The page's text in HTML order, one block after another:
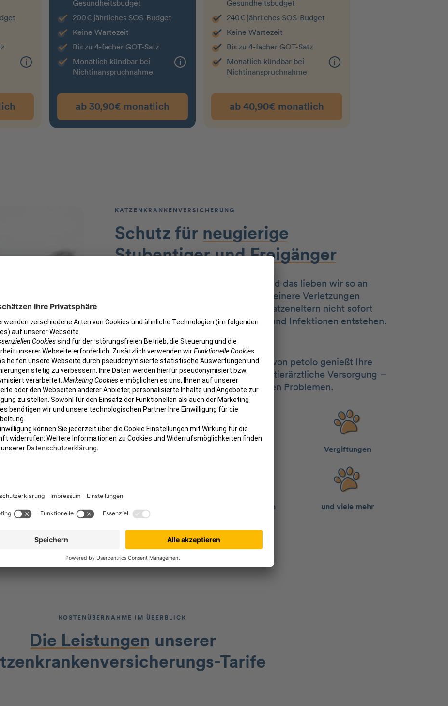
Gesundheitsbudget
200€ jährliches SOS-Budget
Keine Wartezeit
Bis zu 4-facher GOT-Satz
Monatlich kündbar bei
Nichtin­an­spruchnahme
ab 30,90€ monatlich
Gesundheitsbudget
240€ jährliches SOS-Budget
Keine Wartezeit
Bis zu 4-facher GOT-Satz
Monatlich kündbar bei
Nichtin­an­spruchnahme
ab 40,90€ monatlich
KATZENKRANKENVERSICHERUNG
Schutz für neugierige
StubentigerundFreigänger
Katzen sind eigenständige Tiere – und das lieben wir so an
ihnen! Doch schnell haben sie sich kleinere Verletzungen
zugezogen, die auch fürsorglichen Katzeneltern nicht sofort
auffallen. So können Entzündungen und Infektionen entstehen.
Mit der Katzenkrankenversicherung von petolo genießt Ihre
Katze jederzeit eine vollumfängliche tierärztliche Versorgung –
sowohl bei kleinen als auch bei großen Problemen.
Vergiftungen
Bisswun­den und viele mehr
KOSTENÜBERNAHME IM ÜBERBLICK
Die Leistungen unserer
Tarife